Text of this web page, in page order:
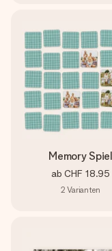
Memory Spiel
ab CHF 18.95
2 Varianten